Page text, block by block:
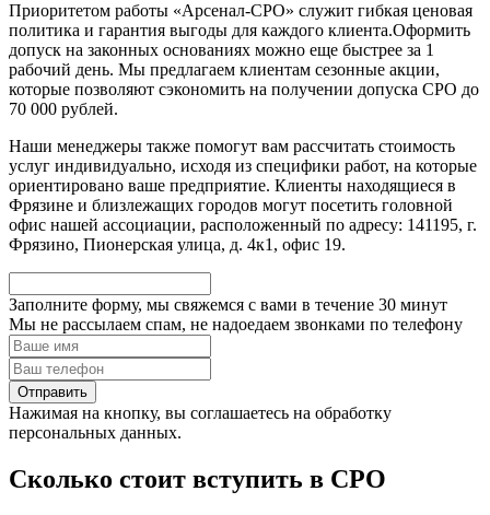
Приоритетом работы «Арсенал-СРО» служит гибкая ценовая
политика и гарантия выгоды для каждого клиента.Оформить
допуск на законных основаниях можно еще быстрее за 1
рабочий день. Мы предлагаем клиентам сезонные акции,
которые позволяют сэкономить на получении допуска СРО до
70 000 рублей.
Наши менеджеры также помогут вам рассчитать стоимость
услуг индивидуально, исходя из специфики работ, на которые
ориентировано ваше предприятие. Клиенты находящиеся в
Фрязине и близлежащих городов могут посетить головной
офис нашей ассоциации, расположенный по адресу: 141195, г.
Фрязино, Пионерская улица, д. 4к1, офис 19.
Заполните форму, мы свяжемся с вами в течение 30 минут
Мы не рассылаем спам, не надоедаем звонками по телефону
Нажимая на кнопку, вы соглашаетесь на обработку
персональных данных.
Сколько стоит вступить в СРО